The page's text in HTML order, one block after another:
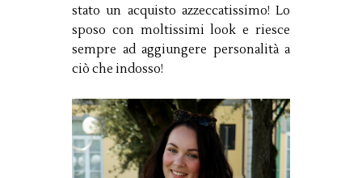
stato un acquisto azzeccatissimo! Lo
sposo con moltissimi look e riesce
sempre ad aggiungere personalità a
ciò che indosso!